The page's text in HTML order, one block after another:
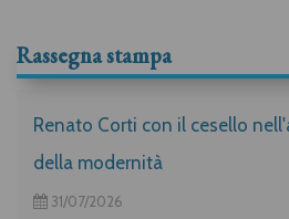
Rassegna stampa
Renato Corti con il cesello
della modernità
31/07/2026